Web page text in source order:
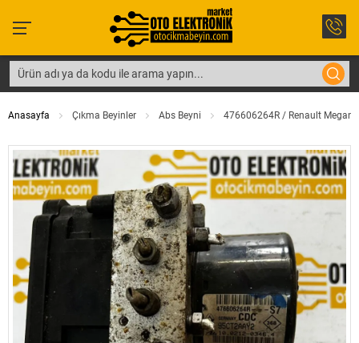
Anasayfa Çıkma Beyinler Abs Beyni 476606264R / Renault